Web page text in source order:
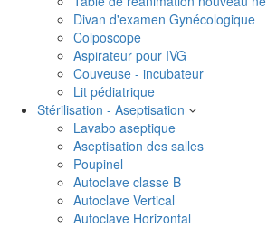
Divan d'examen Gynécologique
Colposcope
Aspirateur pour IVG
Couveuse - incubateur
Lit pédiatrique
Stérilisation - Aseptisation
Lavabo aseptique
Aseptisation des salles
Poupinel
Autoclave classe B
Autoclave Vertical
Autoclave Horizontal